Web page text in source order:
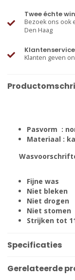
Twee échte
Bezoek ons ook
Den Haag
Klantenservice
Klanten geven
Pasvorm :
Materiaal :
Fijne was
Niet bleken
Niet drogen
Niet stomen
Strijken tot
Specificaties
Gerelateerde